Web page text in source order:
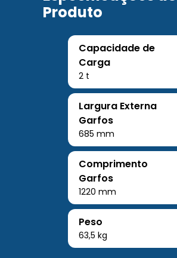
Produto
Capacidade de
Carga
2 t
Largura Externa
Garfos
685 mm
Comprimento
Garfos
1220 mm
Peso
63,5 kg